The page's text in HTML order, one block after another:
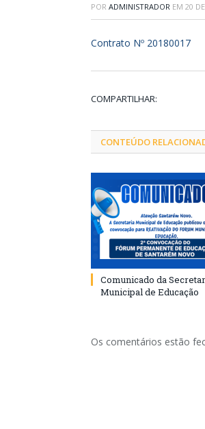
POR ADMINISTRADOR EM 20
Contrato Nº 20180017
COMPARTILHAR:
CONTEÚDO
Comunicado da
Municipal de Educação
Os comentários estão